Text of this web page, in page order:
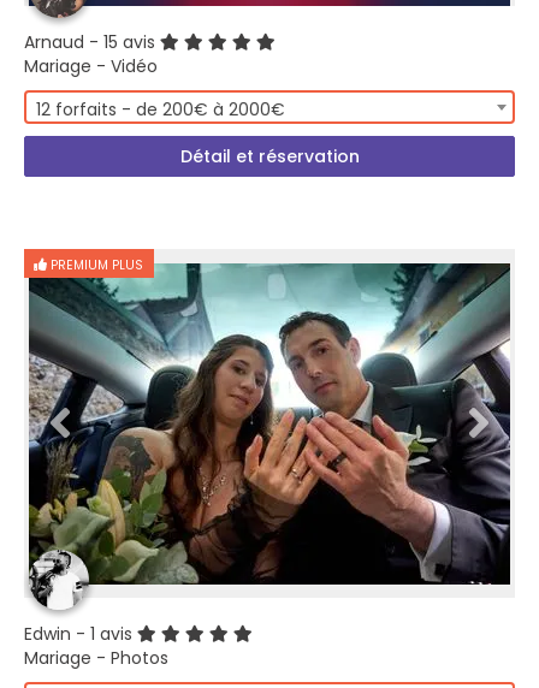
Arnaud - 15 avis
Mariage - Vidéo
12 forfaits - de 200€ à 2000€
Détail et réservation
PREMIUM PLUS
Edwin - 1 avis
Mariage - Photos